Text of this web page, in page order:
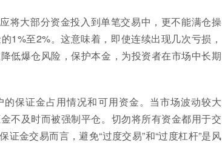
将大部分资金投入到单笔交易中，更不能满仓操
1%至2%。这意味着，即使连续出现几次亏损，
低爆仓风险，保护本金，为投资者在市场中长期
保证金占用情况和可用资金。当市场波动较大
不及时而被强制平仓。切勿将所有资金都用于交
金交易而言，避免“过度交易”和“过度杠杆”是风